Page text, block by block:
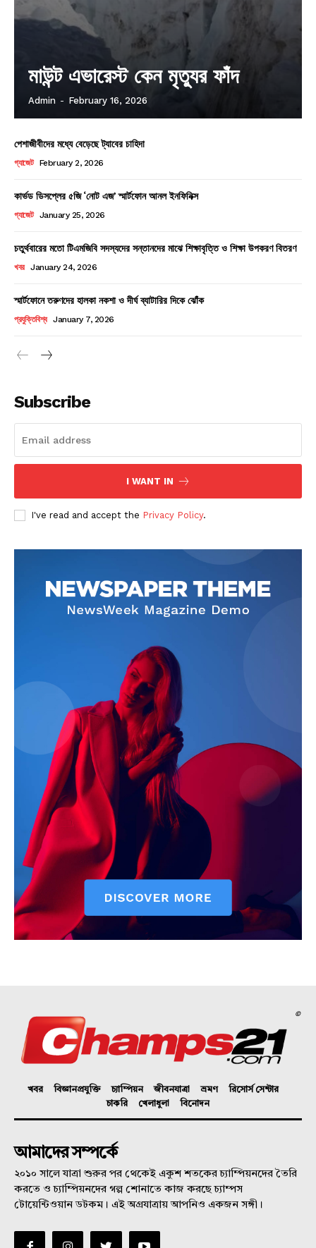
Company
About
Subscription Plans
My account
মাউন্ট এভারেস্ট কেন মৃত্যুর ফাঁদ
Admin - February 16, 2026
পেশাজীবীদের মধ্যে বেড়েছে ট্যাবের চাহিদা
গ্যাজেট February 2, 2026
কার্ভড ডিসপ্লের ৫জি ‘নোট এজ’ স্মার্টফোন আনল ইনফিনিক্স
গ্যাজেট January 25, 2026
চতুর্থবারের মতো টিএমজিবি সদস্যদের সন্তানদের মাঝে শিক্ষাবৃত্তি ও শিক্ষা উপকরণ বিতরণ
খবর January 24, 2026
স্মার্টফোনে তরুণদের হালকা নকশা ও দীর্ঘ ব্যাটারির দিকে ঝোঁক
প্রযুক্তিবিশ্ব January 7, 2026
Subscribe
I WANT IN
I've read and accept the Privacy Policy.
©
খবর বিজ্ঞানপ্রযুক্তি চ্যাম্পিয়ন জীবনযাত্রা ভ্রমণ
রিসোর্স সেন্টার
চাকরি
খেলাধুলা বিনোদন
আমাদের সম্পর্কে
২০১০ সালে যাত্রা শুরুর পর থেকেই একুশ শতকের চ্যাম্পিয়নদের তৈরি
করতে ও চ্যাম্পিয়নদের গল্প শোনাতে কাজ করছে চ্যাম্পস
টোয়েন্টিওয়ান ডটকম। এই অগ্রযাত্রায় আপনিও একজন সঙ্গী।